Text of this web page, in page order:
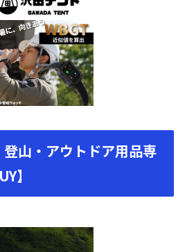
山・アウトドア用品専
】